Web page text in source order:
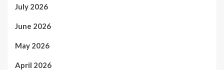
July 2026
June 2026
May 2026
April 2026